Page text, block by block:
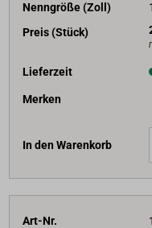
Nenngröße (Zoll)
Preis (Stück)
Lieferzeit
Merken
In den Warenkorb
Art-Nr.